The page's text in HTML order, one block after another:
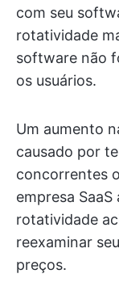
com seu
rotatividade
software não
os usuários.
Um aumento
causado por
concorrentes
empresa
rotatividade
reexaminar
preços.